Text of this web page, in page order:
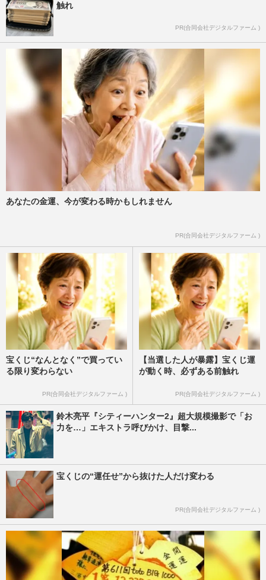
触れ
PR(合同会社デジタルファーム )
あなたの金運、今が変わる時かもしれません
PR(合同会社デジタルファーム )
宝くじ“なんとなく”で買ってい
る限り変わらない
PR(合同会社デジタルファーム )
【当選した人が暴露】宝くじ運
が動く時、必ずある前触れ
PR(合同会社デジタルファーム )
鈴木亮平『シティーハンター2』超大規模撮影で「お
力を…」エキストラ呼びかけ、目撃...
宝くじの“運任せ”から抜けた人だけ変わる
PR(合同会社デジタルファーム )